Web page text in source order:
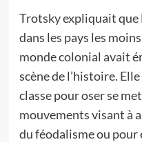
Trotsky expliquait
dans les pays les
monde colonial avait
scène de l’histoire.
classe pour oser se
mouvements visant à
du féodalisme ou